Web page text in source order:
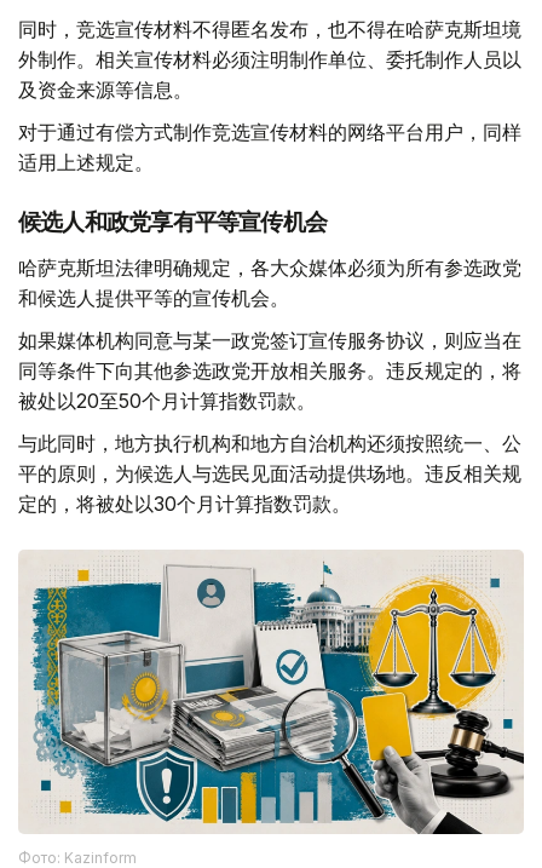
同时，竞选宣传材料不得匿名发布，也不得在哈萨克斯坦境
外制作。相关宣传材料必须注明制作单位、委托制作人员以
及资金来源等信息。
对于通过有偿方式制作竞选宣传材料的网络平台用户，同样
适用上述规定。
候选人和政党享有平等宣传机会
哈萨克斯坦法律明确规定，各大众媒体必须为所有参选政党
和候选人提供平等的宣传机会。
如果媒体机构同意与某一政党签订宣传服务协议，则应当在
同等条件下向其他参选政党开放相关服务。违反规定的，将
被处以20至50个月计算指数罚款。
与此同时，地方执行机构和地方自治机构还须按照统一、公
平的原则，为候选人与选民见面活动提供场地。违反相关规
定的，将被处以30个月计算指数罚款。
Фото: Kazinform